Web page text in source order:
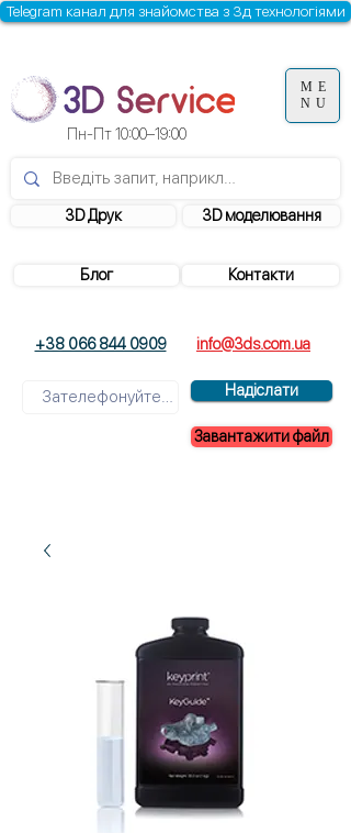
3D моделювання
Контакти
3D Друк
+38 066 844 0909 info@3ds.com.ua
Надіслати
Завантажити файл
Блог
Пн-Пт 10:00–19:00
Telegram канал для знайомства з 3д технологіями
ME
NU